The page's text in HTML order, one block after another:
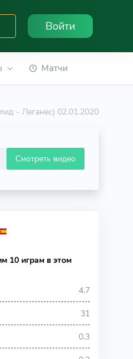
Войти
Матчи
- Леганес) 02.01.2020
Смотреть видео
10 играм в этом
4.7
31
0.3